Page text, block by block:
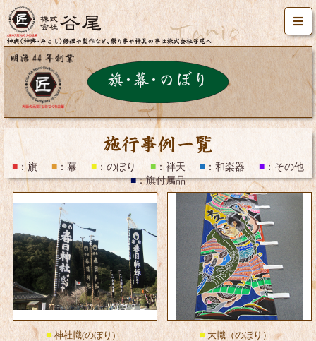
■ ：旗 ■ ： 幕 ■ ： のぼり ■ ： 袢天 ■ ： 和楽器 ■ ： その他
■：旗付属品
■神社幟(のぼり) ■大幟（のぼり）